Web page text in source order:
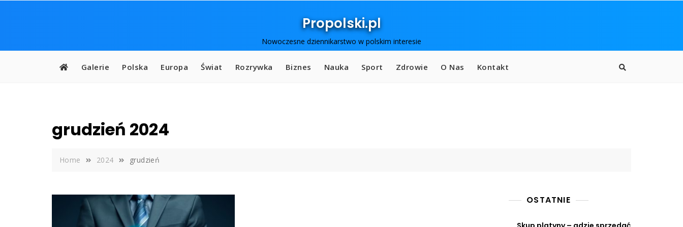
Propolski.pl
Nowoczesne dziennikarstwo w polskim interesie
Galerie Polska Europa Świat Rozrywka Biznes Nauka Sport Zdrowie O Nas Kontakt
grudzień 2024
Home 2024 grudzień
OSTATNIE